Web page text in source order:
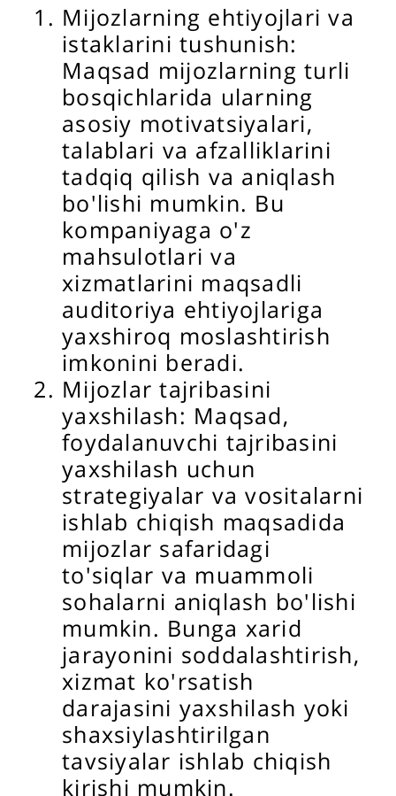
Mijozlarning ehtiyojlari va
istaklarini tushunish:
Maqsad mijozlarning turli
bosqichlarida ularning
asosiy motivatsiyalari,
talablari va afzalliklarini
tadqiq qilish va aniqlash
bo'lishi mumkin. Bu
kompaniyaga o'z
mahsulotlari va
xizmatlarini maqsadli
auditoriya ehtiyojlariga
yaxshiroq moslashtirish
imkonini beradi.
Mijozlar tajribasini
yaxshilash: Maqsad,
foydalanuvchi tajribasini
yaxshilash uchun
strategiyalar va vositalarni
ishlab chiqish maqsadida
mijozlar safaridagi
to'siqlar va muammoli
sohalarni aniqlash bo'lishi
mumkin. Bunga xarid
jarayonini soddalashtirish,
xizmat ko'rsatish
darajasini yaxshilash yoki
shaxsiylashtirilgan
tavsiyalar ishlab chiqish
kirishi mumkin.